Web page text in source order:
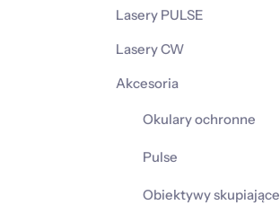
Lasery PULSE
Lasery CW
Akcesoria
Okulary ochronne
Pulse
Obiektywy skupiające